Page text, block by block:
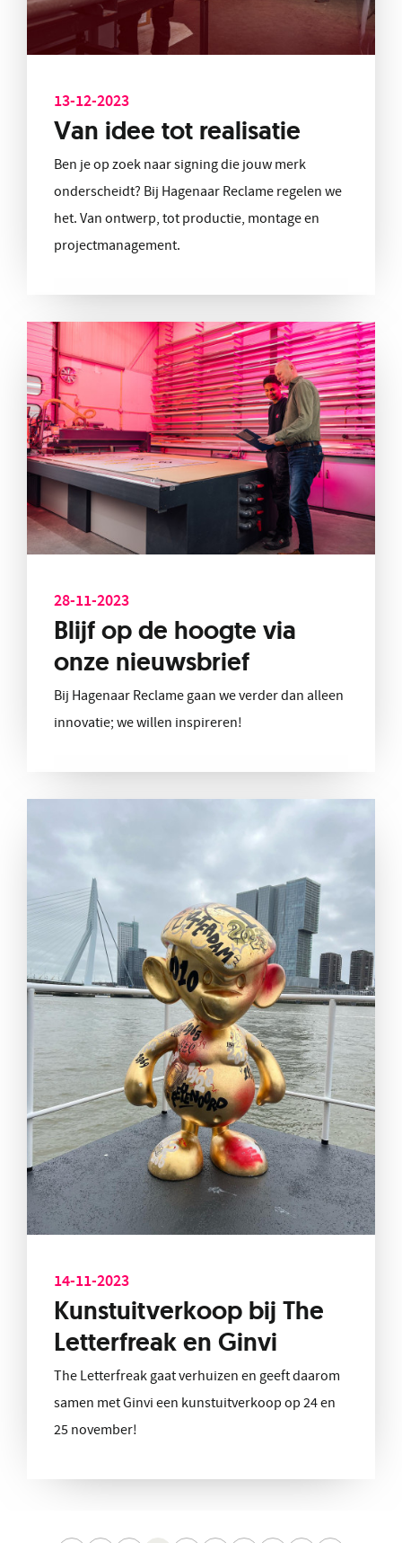
13-12-2023
Van idee tot realisatie
Ben je op zoek naar signing die jouw merk
onderscheidt? Bij Hagenaar Reclame regelen we
het. Van ontwerp, tot productie, montage en
projectmanagement.
28-11-2023
Blijf op de hoogte via
onze nieuwsbrief
Bij Hagenaar Reclame gaan we verder dan alleen
innovatie; we willen inspireren!
14-11-2023
Kunstuitverkoop bij The
Letterfreak en Ginvi
The Letterfreak gaat verhuizen en geeft daarom
samen met Ginvi een kunstuitverkoop op 24 en
25 november!